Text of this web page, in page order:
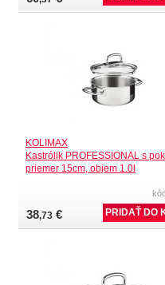
KOLIMAX
Kastrólik PROFESSIONAL s
priemer 15cm, objem 1.0l
38,73 €